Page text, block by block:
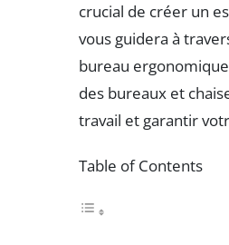
crucial de créer un
vous guidera à
bureau
des bureaux et
travail et garantir
Table of Contents